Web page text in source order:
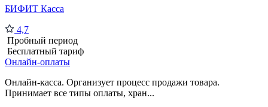
БИФИТ Касса
4,7
Пробный период
Бесплатный тариф
Онлайн-оплаты
Онлайн-касса. Организует процесс продажи товара.
Принимает все типы оплаты, хран...